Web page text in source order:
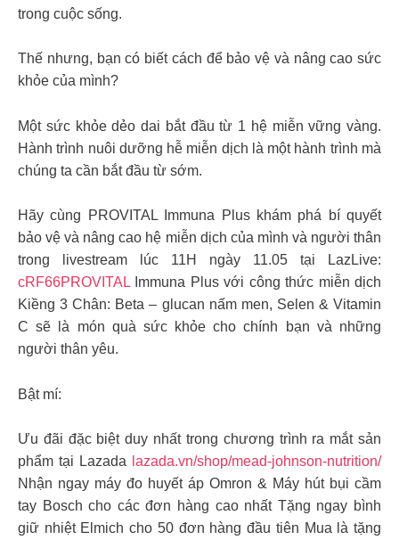
trong cuộc sống.
Thế nhưng, bạn có biết cách để bảo vệ và nâng cao sức
khỏe của mình?
Một sức khỏe dẻo dai bắt đầu từ 1 hệ miễn vững vàng.
Hành trình nuôi dưỡng hễ miễn dịch là một hành trình mà
chúng ta cần bắt đầu từ sớm.
Hãy cùng PROVITAL Immuna Plus khám phá bí quyết
bảo vệ và nâng cao hệ miễn dịch của mình và người thân
trong livestream lúc 11H ngày 11.05 tại LazLive:
cRF66PROVITAL Immuna Plus với công thức miễn dịch
Kiềng 3 Chân: Beta – glucan nấm men, Selen & Vitamin
C sẽ là món quà sức khỏe cho chính bạn và những
người thân yêu.
Bật mí:
Ưu đãi đặc biệt duy nhất trong chương trình ra mắt sản
phẩm tại Lazada
lazada.vn/shop/mead-johnson-nutrition/
Nhận ngay máy đo huyết áp Omron & Máy hút bụi cầm
tay Bosch cho các đơn hàng cao nhất Tặng ngay bình
giữ nhiệt Elmich cho 50 đơn hàng đầu tiên Mua là tặng